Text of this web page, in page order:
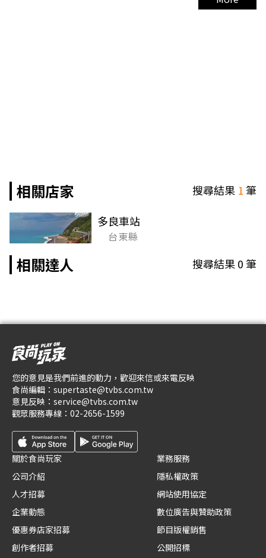
相關店家 搜尋結果 1筆
多良車站
台東縣
相關達人 搜尋結果0筆
您的意見是我們前進的動力，歡迎來信或來電反映
食尚編輯： supertaste@tvbs.com.tw
意見反映： service@tvbs.com.tw
觀眾服務專線： 02-2656-1599
關於食尚玩家
公司介紹
人才招募
企業動態
優惠券店家招募
創作者招募
業務服務
隱私權政策
網站使用協定
數位廣告與贊助政策
節目版權銷售
公開招標